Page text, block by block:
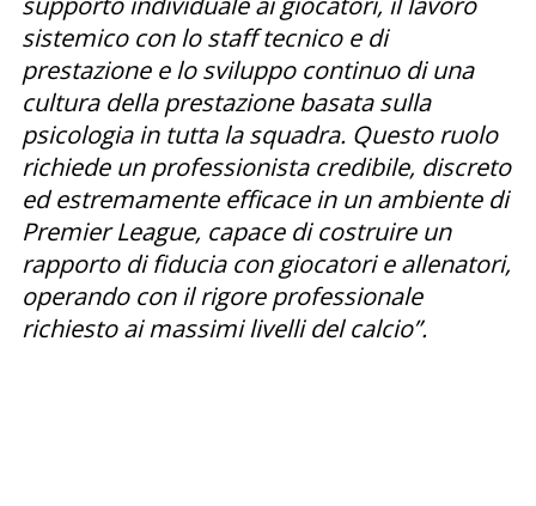
sistemico con lo staff tecnico e di
prestazione e lo sviluppo continuo di una
cultura della prestazione basata sulla
psicologia in tutta la squadra. Questo ruolo
richiede un professionista credibile, discreto
ed estremamente efficace in un ambiente di
Premier League, capace di costruire un
rapporto di fiducia con giocatori e allenatori,
operando con il rigore professionale
richiesto ai massimi livelli del calcio”.